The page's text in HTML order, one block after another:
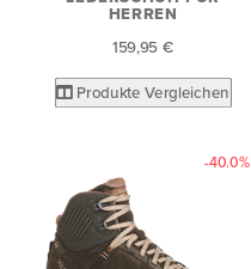
HERREN
159,95 €
Produkte Vergleichen
-40.0%